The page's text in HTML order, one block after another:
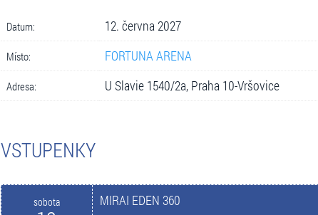
Datum: 12. června 2027
Místo: FORTUNA ARENA
Adresa: U Slavie 1540/2a, Praha 10-Vršovice
VSTUPENKY
sobota MIRAI EDEN 360